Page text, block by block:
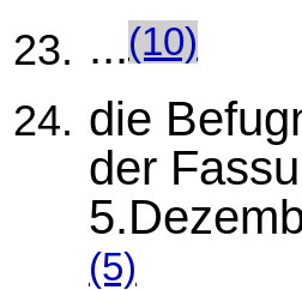
...(10)
die
der
(5)